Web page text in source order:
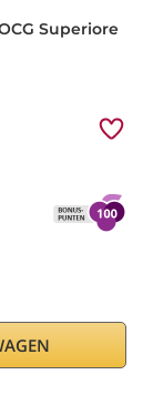
Superiore